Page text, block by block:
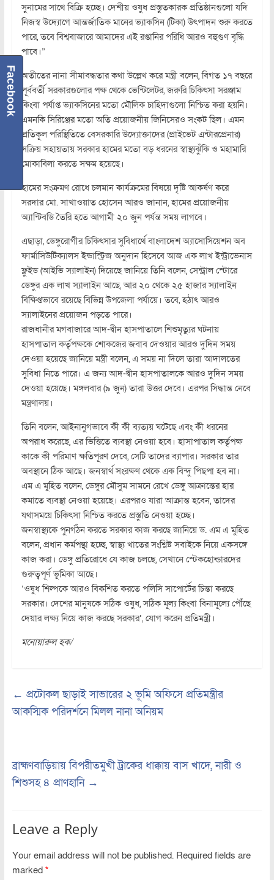
সুনামের সাথে বিক্রি হচ্ছে। দেশীয় ওষুধ প্রস্তুতকারক প্রতিষ্ঠানগুলো যদি
নিজস্ব উদ্যোগে আন্তর্জাতিক মানের ভ্যাকসিন (টিকা) উৎপাদন শুরু করতে
পারে, তবে বিশ্ববাজারে আমাদের এই রপ্তানির পরিধি আরও বহুগুণ বৃদ্ধি
পাবে।”
অতীতের নানা সীমাবদ্ধতার কথা উল্লেখ করে মন্ত্রী বলেন, বিগত ১৭ বছরে
পূর্ববর্তী সরকারগুলোর পক্ষ থেকে ভেন্টিলেটর, জরুরি চিকিৎসা সরঞ্জাম
কিংবা পর্যাপ্ত ভ্যাকসিনের মতো মৌলিক চাহিদাগুলো নিশ্চিত করা হয়নি।
এমনকি সিরিঞ্জের মতো অতি প্রয়োজনীয় জিনিসেরও সংকট ছিল। এমন
প্রতিকূল পরিস্থিতিতে বেসরকারি উদ্যোক্তাদের (প্রাইভেট এন্টারপ্রেনার)
সক্রিয় সহায়তায় সরকার হামের মতো বড় ধরনের স্বাস্থ্যঝুঁকি ও মহামারি
মোকাবিলা করতে সক্ষম হয়েছে।
হামের সংক্রমণ রোধে চলমান কার্যক্রমের বিষয়ে দৃষ্টি আকর্ষণ করে
সরদার মো. সাখাওয়াত হোসেন আরও জানান, হামের প্রয়োজনীয়
অ্যান্টিবডি তৈরি হতে আগামী ২০ জুন পর্যন্ত সময় লাগবে।
এছাড়া, ডেঙ্গুরোগীর চিকিৎসার সুবিধার্থে বাংলাদেশ অ্যাসোসিয়েশন অব
ফার্মাসিউটিক্যালস ইন্ডাস্ট্রিজ অনুদান হিসেবে আজ এক লাখ ইন্ট্রাভেনাস
ফ্লুইড (আইভি স্যালাইন) দিয়েছে জানিয়ে তিনি বলেন, সেন্ট্রাল স্টোরে
ডেঙ্গুর এক লাখ স্যালাইন আছে, আর ২০ থেকে ২৫ হাজার স্যালাইন
বিক্ষিপ্তভাবে রয়েছে বিভিন্ন উপজেলা পর্যায়ে। তবে, হঠাৎ আরও
স্যালাইনের প্রয়োজন পড়তে পারে।
রাজধানীর মগবাজারে আদ-দ্বীন হাসপাতালে শিশুমৃত্যুর ঘটনায়
হাসপাতাল কর্তৃপক্ষকে শোকজের জবাব দেওয়ার আরও দুদিন সময়
দেওয়া হয়েছে জানিয়ে মন্ত্রী বলেন, এ সময় না দিলে তারা আদালতের
সুবিধা নিতে পারে। এ জন্য আদ-দ্বীন হাসপাতালকে আরও দুদিন সময়
দেওয়া হয়েছে। মঙ্গলবার (৯ জুন) তারা উত্তর দেবে। এরপর সিদ্ধান্ত নেবে
মন্ত্রণালয়।
তিনি বলেন, আইনানুগভাবে কী কী ব্যত্যয় ঘটেছে এবং কী ধরনের
অপরাধ করেছে, এর ভিত্তিতে ব্যবস্থা নেওয়া হবে। হাসাপাতাল কর্তৃপক্ষ
কাকে কী পরিমাণ ক্ষতিপূরণ দেবে, সেটি তাদের ব্যাপার। সরকার তার
অবস্থানে ঠিক আছে। জনস্বার্থ সংরক্ষণ থেকে এক বিন্দু পিছপা হব না।
এম এ মুহিত বলেন, ডেঙ্গুর মৌসুম সামনে রেখে ডেঙ্গু আক্রান্তের হার
কমাতে ব্যবস্থা নেওয়া হয়েছে। এরপরও যারা আক্রান্ত হবেন, তাদের
যথাসময়ে চিকিৎসা নিশ্চিত করতে প্রস্তুতি নেওয়া হচ্ছে।
জনস্বাস্থ্যকে পুনর্গঠন করতে সরকার কাজ করছে জানিয়ে ড. এম এ মুহিত
বলেন, প্রধান কর্মপন্থা হচ্ছে, স্বাস্থ্য খাতের সংশ্লিষ্ট সবাইকে নিয়ে একসঙ্গে
কাজ করা। ডেঙ্গু প্রতিরোধে যে কাজ চলছে, সেখানে স্টেকহোল্ডারদের
গুরুত্বপূর্ণ ভূমিকা আছে।
‘ওষুধ শিল্পকে আরও বিকশিত করতে পলিসি সাপোর্টের চিন্তা করছে
সরকার। দেশের মানুষকে সঠিক ওষুধ, সঠিক মূল্য কিংবা বিনামূল্যে পৌঁছে
দেয়ার লক্ষ্য নিয়ে কাজ করছে সরকার’, যোগ করেন প্রতিমন্ত্রী।
মনোয়ারুল হক/
← প্রটোকল ছাড়াই সাভারের ২ ভূমি অফিসে প্রতিমন্ত্রীর
আকস্মিক পরিদর্শনে মিলল নানা অনিয়ম
ব্রাহ্মণবাড়িয়ায় বিপরীতমুখী ট্রাকের ধাক্কায় বাস খাদে, নারী ও
শিশুসহ ৪ প্রাণহানি →
Leave a Reply
Your email address will not be published. Required fields are
marked *
Facebook